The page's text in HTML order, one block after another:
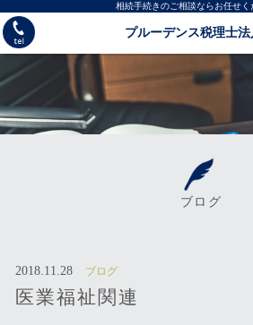
相続手続きのご相談ならお任せく
プルーデンス税理士法
ブログ
2018.11.28 ブログ
医業福祉関連